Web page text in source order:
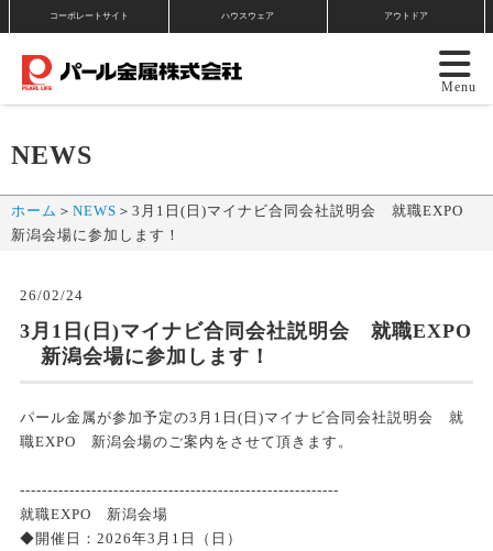
コーポレートサイト ハウスウェア アウトドア
NEWS
ホーム ＞ NEWS ＞ 3月1日(日)マイナビ合同会社説明会 就職EXPO
新潟会場に参加します！
26/02/24
3月1日(日)マイナビ合同会社説明会 就職EXPO
新潟会場に参加します！
パール金属が参加予定の3月1日(日)マイナビ合同会社説明会 就
職EXPO 新潟会場のご案内をさせて頂きます。
----------------------------------------------------------
就職EXPO 新潟会場
◆開催日：2026年3月1日（日）